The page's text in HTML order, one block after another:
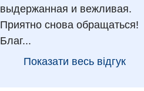
выдержанная и вежливая.
Приятно снова обращаться!
Благ...
Показати весь відгук